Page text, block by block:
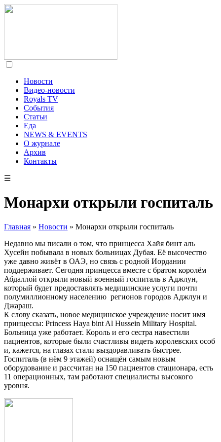
Новости
Видео-новости
Royals TV
События
Статьи
Еда
NEWS & EVENTS
О журнале
Архив
Контакты
☰
Монархи открыли госпиталь
Главная » Новости » Монархи открыли госпиталь
Недавно мы писали о том, что принцесса Хайя бинт аль
Хусейн побывала в новых больницах Дубая. Её высочество
уже давно живёт в ОАЭ, но связь с родной Иордании
поддерживает. Сегодня принцесса вместе с братом королём
Абдаллой открыли новый военный госпиталь в Аджлун,
который будет предоставлять медицинские услуги почти
полумиллионному населению регионов городов Аджлун и
Джараш.
К слову сказать, новое медицинское учреждение носит имя
принцессы: Princess Haya bint Al Hussein Military Hospital.
Больница уже работает. Король и его сестра навестили
пациентов, которые были счастливы видеть королевских особ
и, кажется, на глазах стали выздоравливать быстрее.
Госпиталь (в нём 9 этажей) оснащён самым новым
оборудование и рассчитан на 150 пациентов стационара, есть
11 операционных, там работают специалисты высокого
уровня.